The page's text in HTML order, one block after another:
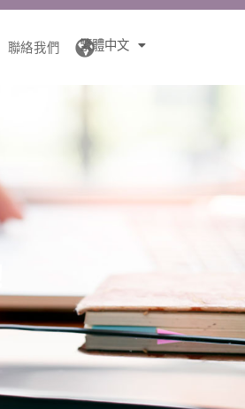
聯絡我們 繁體中文